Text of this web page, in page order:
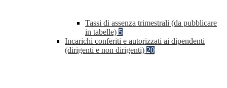
Tassi di assenza trimestrali (da pubblicare
in tabelle) 5
Incarichi conferiti e autorizzati ai dipendenti
(dirigenti e non dirigenti) 20